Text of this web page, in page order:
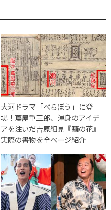
大河ドラマ「べらぼう」に登
場！蔦屋重三郎、渾身のアイデ
アを注いだ吉原細見『籬の花』
実際の書物を全ページ紹介